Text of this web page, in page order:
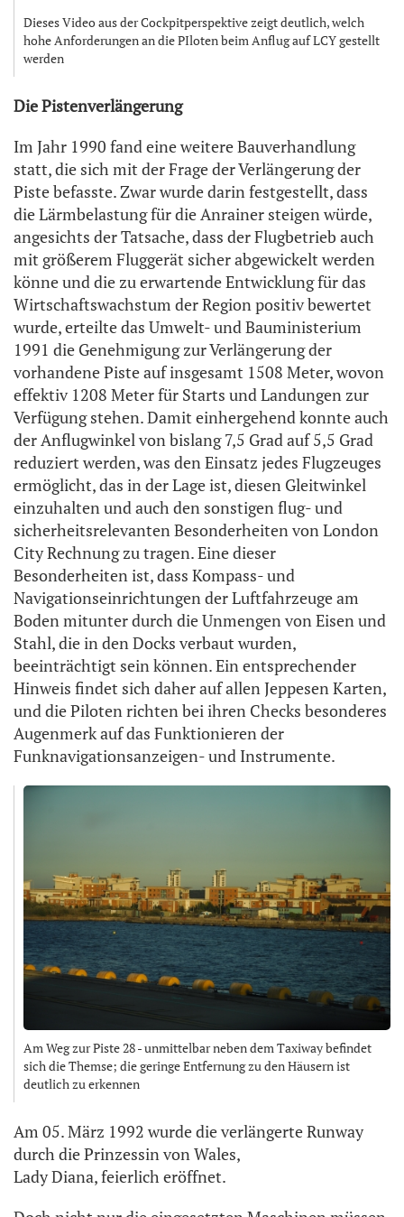
Dieses Video aus der Cockpitperspektive zeigt deutlich, welch
hohe Anforderungen an die PIloten beim Anflug auf LCY gestellt
werden
Die Pistenverlängerung
Im Jahr 1990 fand eine weitere Bauverhandlung
statt, die sich mit der Frage der Verlängerung der
Piste befasste. Zwar wurde darin festgestellt, dass
die Lärmbelastung für die Anrainer steigen würde,
angesichts der Tatsache, dass der Flugbetrieb auch
mit größerem Fluggerät sicher abgewickelt werden
könne und die zu erwartende Entwicklung für das
Wirtschaftswachstum der Region positiv bewertet
wurde, erteilte das Umwelt- und Bauministerium
1991 die Genehmigung zur Verlängerung der
vorhandene Piste auf insgesamt 1508 Meter, wovon
effektiv 1208 Meter für Starts und Landungen zur
Verfügung stehen. Damit einhergehend konnte auch
der Anflugwinkel von bislang 7,5 Grad auf 5,5 Grad
reduziert werden, was den Einsatz jedes Flugzeuges
ermöglicht, das in der Lage ist, diesen Gleitwinkel
einzuhalten und auch den sonstigen flug- und
sicherheitsrelevanten Besonderheiten von London
City Rechnung zu tragen. Eine dieser
Besonderheiten ist, dass Kompass- und
Navigationseinrichtungen der Luftfahrzeuge am
Boden mitunter durch die Unmengen von Eisen und
Stahl, die in den Docks verbaut wurden,
beeinträchtigt sein können. Ein entsprechender
Hinweis findet sich daher auf allen Jeppesen Karten,
und die Piloten richten bei ihren Checks besonderes
Augenmerk auf das Funktionieren der
Funknavigationsanzeigen- und Instrumente.
Am Weg zur Piste 28 - unmittelbar neben dem Taxiway befindet
sich die Themse; die geringe Entfernung zu den Häusern ist
deutlich zu erkennen
Am 05. März 1992 wurde die verlängerte Runway
durch die Prinzessin von Wales,
Lady Diana, feierlich eröffnet.